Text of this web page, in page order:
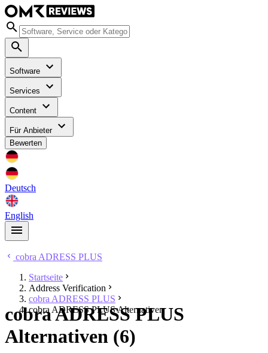
Software
Services
Content
Für Anbieter
Bewerten
Deutsch
English
cobra ADRESS PLUS
Startseite
Address Verification
cobra ADRESS PLUS
cobra ADRESS PLUS Alternativen
cobra ADRESS PLUS
Alternativen (6)